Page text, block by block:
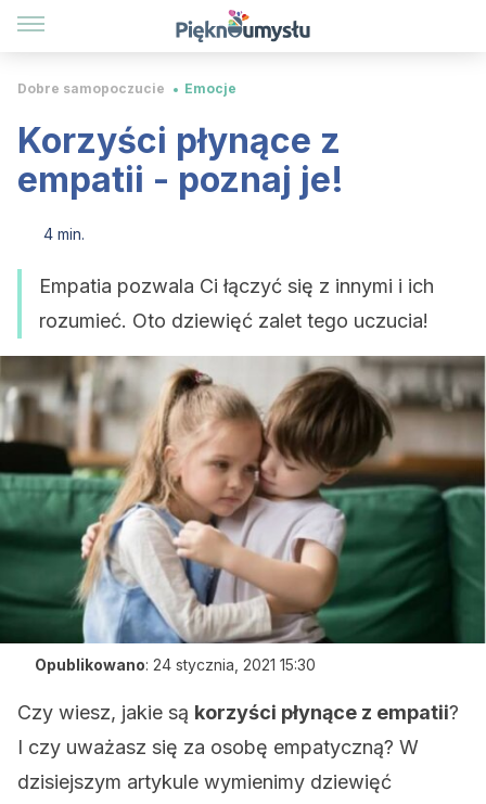
Dobre samopoczucie Emocje
Korzyści płynące z
empatii - poznaj je!
4 min.
Empatia pozwala Ci łączyć się z innymi i ich
rozumieć. Oto dziewięć zalet tego uczucia!
Opublikowano: 24 stycznia, 2021 15:30
Czy wiesz, jakie są korzyści płynące z empatii?
I czy uważasz się za osobę empatyczną? W
dzisiejszym artykule wymienimy dziewięć